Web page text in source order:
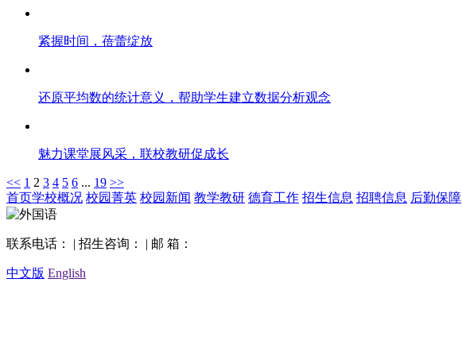
紧握时间，蓓蕾绽放
还原平均数的统计意义，帮助学生建立数据分析观念
魅力课堂展风采，联校教研促成长
<< 1 2 3 4 5 6 ... 19 >>
首页学校概况 校园菁英 校园新闻 教学教研 德育工作 招生信息 招聘信息 后勤保障
联系电话： | 招生咨询： | 邮 箱：
中文版 English